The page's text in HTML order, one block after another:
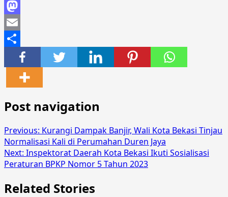
Facebook
Mastodon
Email
Share
Post navigation
Previous: Kurangi Dampak Banjir, Wali Kota Bekasi Tinjau
Normalisasi Kali di Perumahan Duren Jaya
Next: Inspektorat Daerah Kota Bekasi Ikuti Sosialisasi
Peraturan BPKP Nomor 5 Tahun 2023
Related Stories